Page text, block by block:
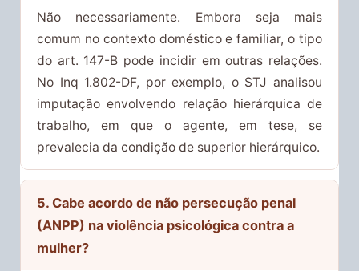
Não necessariamente. Embora seja mais
comum no contexto doméstico e familiar, o tipo
do art. 147-B pode incidir em outras relações.
No Inq 1.802-DF, por exemplo, o STJ analisou
imputação envolvendo relação hierárquica de
trabalho, em que o agente, em tese, se
prevalecia da condição de superior hierárquico.
5. Cabe acordo de não persecução penal
(ANPP) na violência psicológica contra a
mulher?